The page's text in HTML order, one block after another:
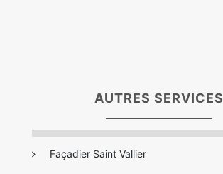
AUTRES SERVICES
Façadier Saint Vallier